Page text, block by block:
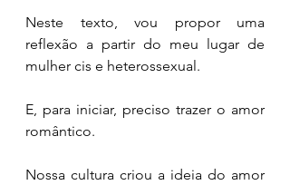
Neste texto, vou propor uma
reflexão a partir do meu lugar de
mulher cis e heterossexual.
E, para iniciar, preciso trazer o amor
romântico.
Nossa cultura criou a ideia do amor